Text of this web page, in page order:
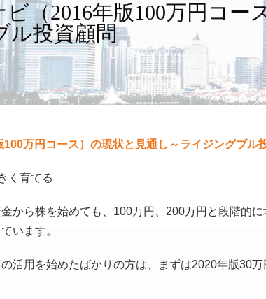
ビ（2016年版100万円コー
ル投資顧問
100万円コース）の現状と見通し～ライジングブル
く育てる
から株を始めても、100万円、200万円と段階的
います。
活用を始めたばかりの方は、まずは2020年版30